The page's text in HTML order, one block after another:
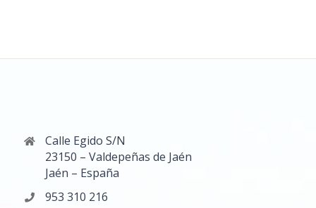
Calle Egido S/N
23150 – Valdepeñas de Jaén
Jaén – España
953 310 216